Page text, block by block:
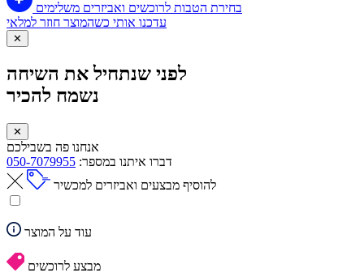
בחירת הטבות לרוכשים ואביזרים משלימים
עדכנו אותי כשהמוצר חוזר למלאי
✕
לפני שנתחיל את השיחה
נשמח להכיר
✕
אנחנו פה בשבילכם
דברו איתנו במספר: 050-7079955
להוסיף מבצעים ואביזרים למכשיר
עוד על המוצר
מבצע לרוכשים